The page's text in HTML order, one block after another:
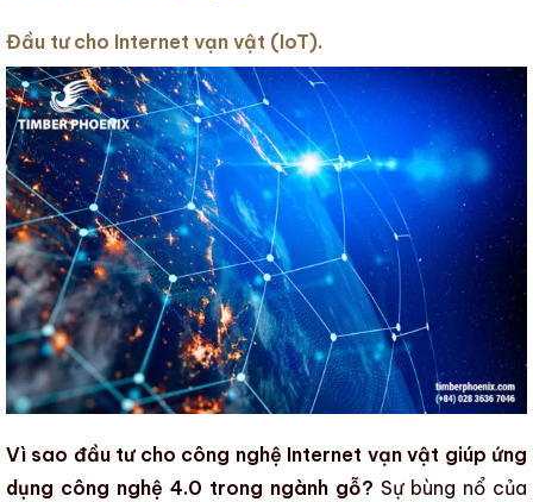
Đầu tư cho Internet vạn vật (IoT).
Vì sao đầu tư cho công nghệ Internet vạn vật giúp ứng
dụng công nghệ 4.0 trong ngành gỗ? Sự bùng nổ của